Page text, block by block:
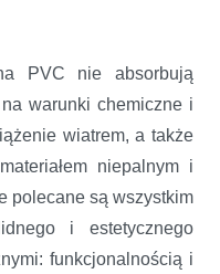
PVC nie absorbują
warunki chemiczne i
wiatrem, a także
niepalnym i
polecane są wszystkim
i estetycznego
funkcjonalnością i